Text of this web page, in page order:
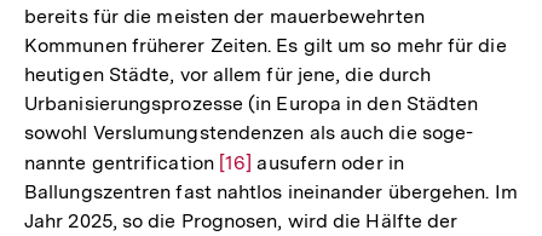
Auflösung
der
Fußnote
bereits für die meisten der mauerbewehrten
Kommunen früherer Zeiten. Es gilt um so mehr für die
heutigen Städte, vor allem für jene, die durch
Urbanisierungsprozesse (in Europa in den Städten
sowohl Verslumungstendenzen als auch die soge-
nannte gentrification Zur
Auflösung
der
[16] ausufern oder in
Ballungszentren fast nahtlos ineinander übergehen. Im
Jahr 2025, so die Prognosen, wird die Hälfte der